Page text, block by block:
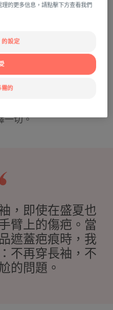
遮蓋各種肌膚狀況方面
，不致粉刺，不含香料
它們將幫助您避免刺激
甚麼？使用相反的色調
一切。
，即使在盛夏也
臂上的傷疤。當
遮蓋疤痕時，我
不再穿長袖，不
的問題。
的更多信息，請點擊下方查看我們
的設定
需的